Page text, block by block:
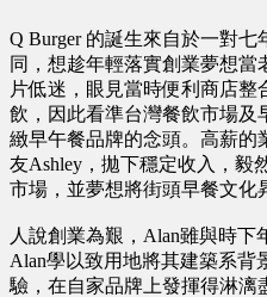
Q Burger 的誕生來自於一對
同，想趁年輕落實創業夢想當
片低迷，眼見當時便利商店
飲，因此看準台灣餐飲市場及
緻早午餐品牌的念頭。高薪的
友Ashley，拋下穩定收入，毅
市場，並夢想將街頭早餐文化
人說創業為艱，Alan雖與時下
Alan學以致用地將其建築系背
驗，在自家品牌上發揮得淋漓